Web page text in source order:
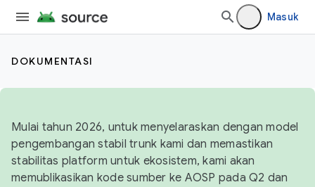
Masuk
DOKUMENTASI
Mulai tahun 2026, untuk menyelaraskan dengan model
pengembangan stabil trunk kami dan memastikan
stabilitas platform untuk ekosistem, kami akan
memublikasikan kode sumber ke AOSP pada Q2 dan